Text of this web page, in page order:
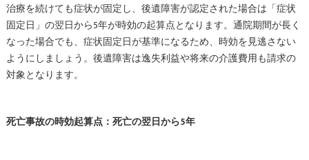
治療を続けても症状が固定し、後遺障害が認定された場合は「症状
固定日」の翌日から5年が時効の起算点となります。通院期間が長く
なった場合でも、症状固定日が基準になるため、時効を見逃さない
ようにしましょう。後遺障害は逸失利益や将来の介護費用も請求の
対象となります。
死亡事故の時効起算点：死亡の翌日から5年